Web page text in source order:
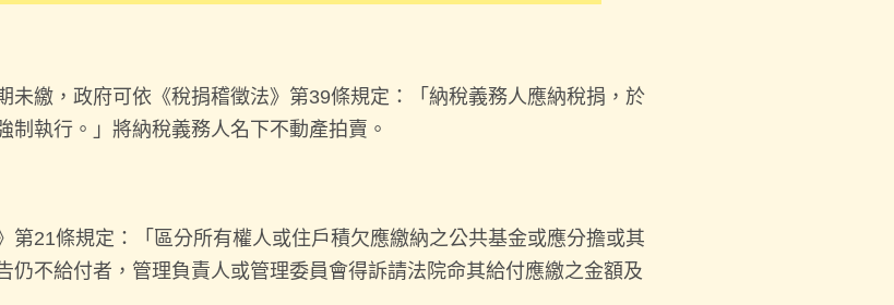
繳，政府可依《稅捐稽徵法》第39條規定：「納稅義務人應納稅捐，於
執行。」將納稅義務人名下不動產拍賣。
21條規定：「區分所有權人或住戶積欠應繳納之公共基金或應分擔或其
不給付者，管理負責人或管理委員會得訴請法院命其給付應繳之金額及